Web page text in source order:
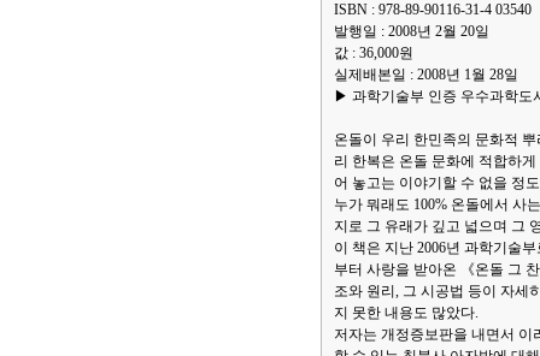
ISBN : 978-89-90116-31-4 03540
발행일 : 2008년 2월 20일
값 : 36,000원
실제배본일 : 2008년 1월 28일
▶ 과학기술부 인증 우수과학도
온돌이 우리 한민족의 문화적
리 한복은 온돌 문화에 적합하
어 놓고는 이야기할 수 없을 정
누가 뭐래도 100% 온돌에서 사
지로 그 유래가 깊고 넓으며 그
이 책은 지난 2006년 과학기술
부터 사랑을 받아온 《온돌 그
조와 원리, 그 시공법 등이 자세
지 못한 내용도 많았다.
저자는 개정증보판을 내면서